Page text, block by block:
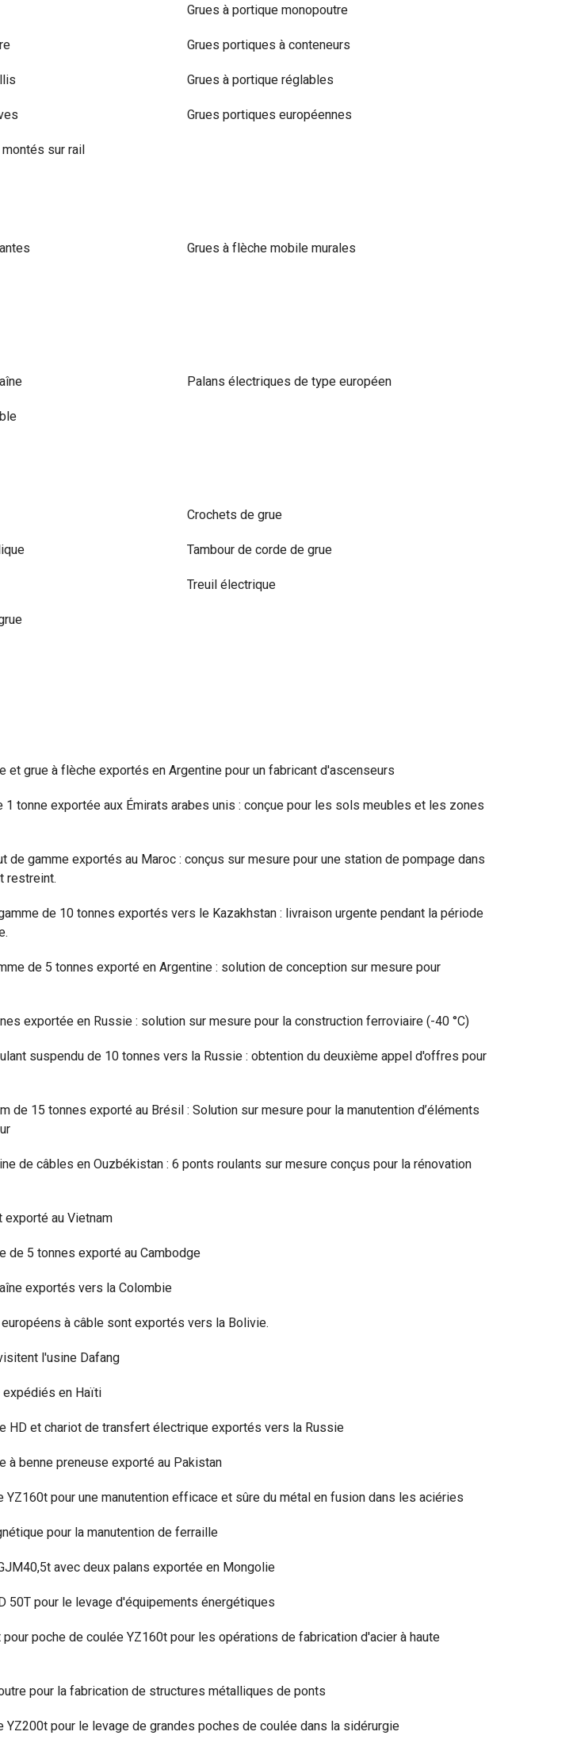
Grues à portique monopoutre
Grues portiques à conteneurs
Grues à portique réglables
Grues portiques européennes
sur rail
Grues à flèche mobile murales
Palans électriques de type européen
Crochets de grue
Tambour de corde de grue
Treuil électrique
et grue à flèche exportés en Argentine pour un fabricant d'ascenseurs
1 tonne exportée aux Émirats arabes unis : conçue pour les sols meubles et les zones
de gamme exportés au Maroc : conçus sur mesure pour une station de pompage dans
restreint.
de 10 tonnes exportés vers le Kazakhstan : livraison urgente pendant la période
de 5 tonnes exporté en Argentine : solution de conception sur mesure pour
exportée en Russie : solution sur mesure pour la construction ferroviaire (-40 °C)
suspendu de 10 tonnes vers la Russie : obtention du deuxième appel d'offres pour
de 15 tonnes exporté au Brésil : Solution sur mesure pour la manutention d’éléments
de câbles en Ouzbékistan : 6 ponts roulants sur mesure conçus pour la rénovation
au Vietnam
de 5 tonnes exporté au Cambodge
exportés vers la Colombie
à câble sont exportés vers la Bolivie.
l'usine Dafang
en Haïti
HD et chariot de transfert électrique exportés vers la Russie
à benne preneuse exporté au Pakistan
YZ160t pour une manutention efficace et sûre du métal en fusion dans les aciéries
pour la manutention de ferraille
avec deux palans exportée en Mongolie
50T pour le levage d'équipements énergétiques
poche de coulée YZ160t pour les opérations de fabrication d'acier à haute
pour la fabrication de structures métalliques de ponts
YZ200t pour le levage de grandes poches de coulée dans la sidérurgie